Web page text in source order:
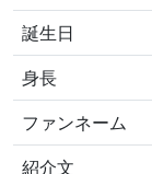
誕生日
身長
ファンネーム
紹介文